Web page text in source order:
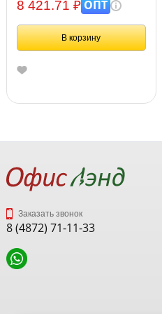
8 421.71 ₽ОПТ
В корзину
Заказать звонок
8 (4872) 71-11-33